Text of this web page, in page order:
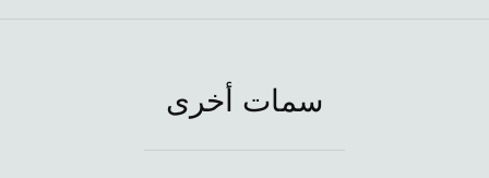
سمات أخرى